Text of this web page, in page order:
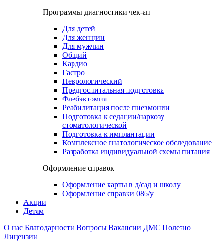
Программы диагностики чек-ап
Для детей
Для женщин
Для мужчин
Общий
Кардио
Гастро
Неврологический
Предгоспитальная подготовка
Флебэктомия
Реабилитация после пневмонии
Подготовка к седации/наркозу
стоматологической
Подготовка к имплантации
Комплексное гнатологическое обследование
Разработка индивидуальной схемы питания
Оформление справок
Оформление карты в д/сад и школу
Оформление справки 086/у
Акции
Детям
О нас Благодарности Вопросы Вакансии ДМС Полезно
Лицензии